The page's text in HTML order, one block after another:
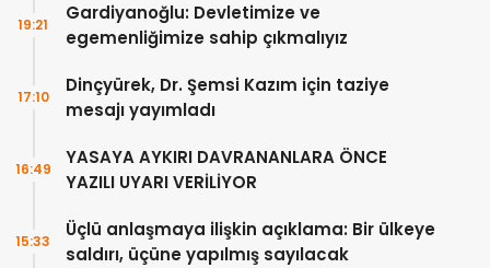
Gardiyanoğlu: Devletimize ve
egemenliğimize sahip çıkmalıyız
19:21
Dinçyürek, Dr. Şemsi Kazım için taziye
mesajı yayımladı
17:10
YASAYA AYKIRI DAVRANANLARA ÖNCE
YAZILI UYARI VERİLİYOR
16:49
Üçlü anlaşmaya ilişkin açıklama: Bir ülkeye
saldırı, üçüne yapılmış sayılacak
15:33